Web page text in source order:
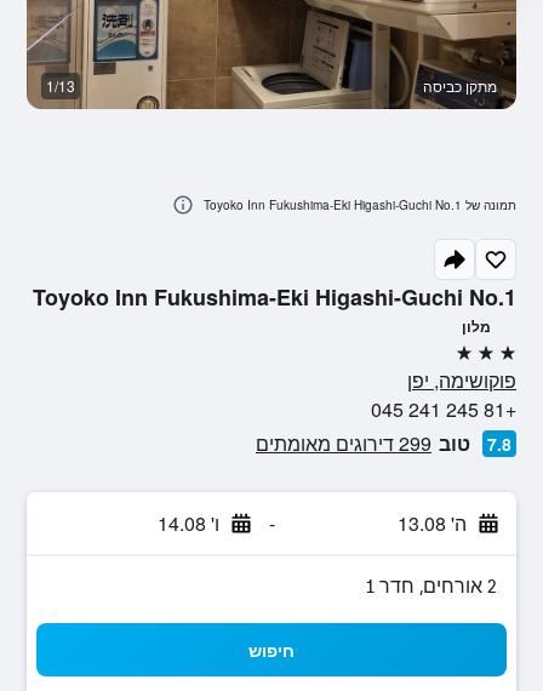
Toyoko Inn Fukushima-Eki Higashi-Guchi No.1
מלון
3 כוכבים
פוקושימה, יפן
+81 245 241 045
7.8 טוב 299 דירוגים מאומתים
ה' 13.08 - ו' 14.08
2 אורחים, חדר 1
חיפוש
מתקן כביסה 1/13
תמונה של Toyoko Inn Fukushima-Eki Higashi-Guchi No.1